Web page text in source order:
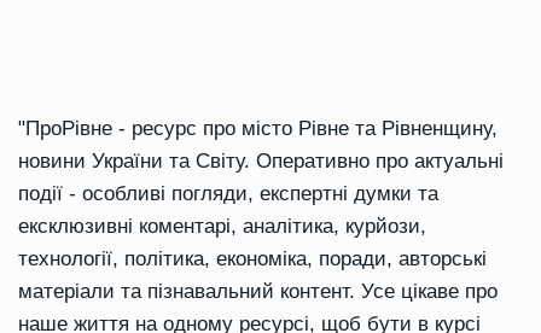
"ПроРівне - ресурс про місто Рівне та Рівненщину,
новини України та Світу. Оперативно про актуальні
події - особливі погляди, експертні думки та
ексклюзивні коментарі, аналітика, курйози,
технології, політика, економіка, поради, авторські
матеріали та пізнавальний контент. Усе цікаве про
наше життя на одному ресурсі, щоб бути в курсі